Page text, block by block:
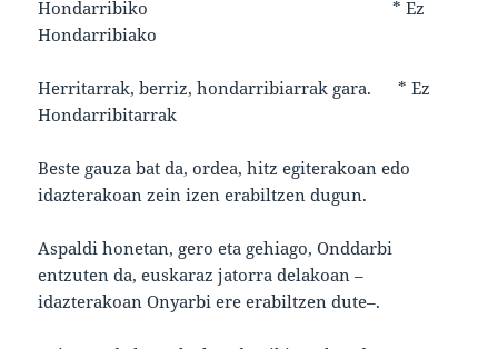
Hondarribiko * Ez
Hondarribiako
Herritarrak, berriz, hondarribiarrak gara. * Ez
Hondarribitarrak
Beste gauza bat da, ordea, hitz egiterakoan edo
idazterakoan zein izen erabiltzen dugun.
Aspaldi honetan, gero eta gehiago, Onddarbi
entzuten da, euskaraz jatorra delakoan –
idazterakoan Onyarbi ere erabiltzen dute–.